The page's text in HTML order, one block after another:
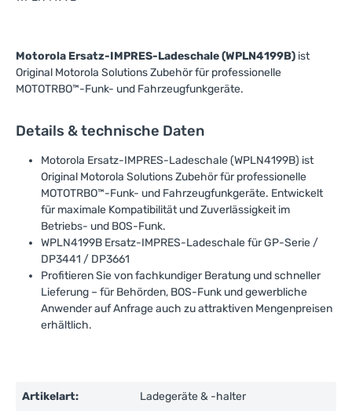
Motorola Ersatz-IMPRES-Ladeschale (WPLN4199B) ist
Original Motorola Solutions Zubehör für professionelle
MOTOTRBO™-Funk- und Fahrzeugfunkgeräte.
Details & technische Daten
Motorola Ersatz-IMPRES-Ladeschale (WPLN4199B) ist
Original Motorola Solutions Zubehör für professionelle
MOTOTRBO™-Funk- und Fahrzeugfunkgeräte. Entwickelt
für maximale Kompatibilität und Zuverlässigkeit im
Betriebs- und BOS-Funk.
WPLN4199B Ersatz-IMPRES-Ladeschale für GP-Serie /
DP3441 / DP3661
Profitieren Sie von fachkundiger Beratung und schneller
Lieferung – für Behörden, BOS-Funk und gewerbliche
Anwender auf Anfrage auch zu attraktiven Mengenpreisen
erhältlich.
Artikelart: Ladegeräte & -halter